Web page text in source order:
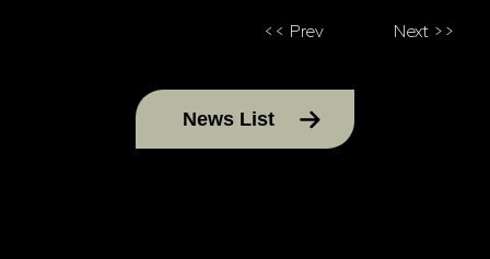
<< Prev Next >>
News List